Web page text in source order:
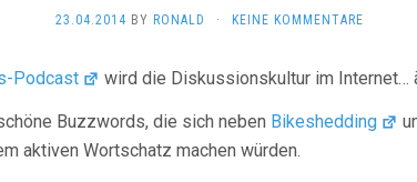
23.04.2014 BY RONALD · KEINE KOMMENTARE
Podcast wird die Diskussionskultur im Internet…
Buzzwords, die sich neben Bikeshedding
aktiven Wortschatz machen würden.